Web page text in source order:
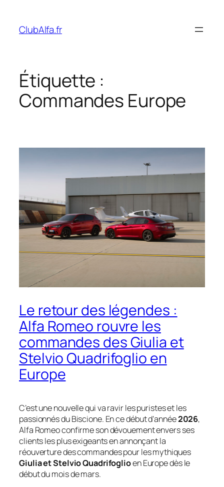
contenu
ClubAlfa.fr
Étiquette :
Commandes Europe
Le retour des légendes :
Alfa Romeo rouvre les
commandes des Giulia et
Stelvio Quadrifoglio en
Europe
C’est une nouvelle qui va ravir les puristes et les
passionnés du Biscione. En ce début d’année2026,
Alfa Romeo confirme son dévouement envers ses
clients les plus exigeants en annonçant la
réouverture des commandes pour les mythiques
Giulia et Stelvio Quadrifoglioen Europe dès le
début du mois de mars.